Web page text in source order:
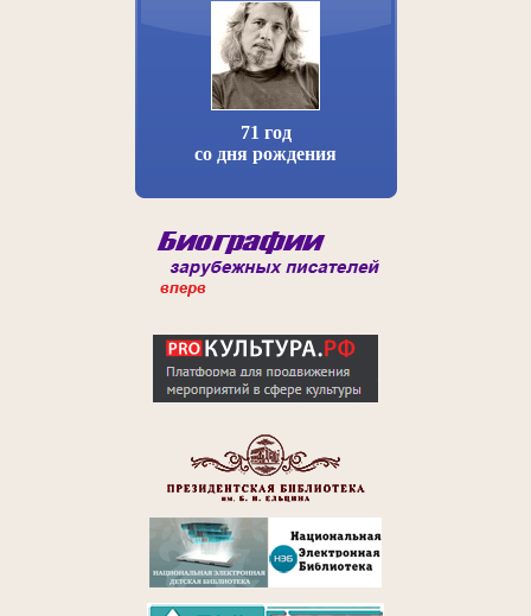
71 год
со дня рождения